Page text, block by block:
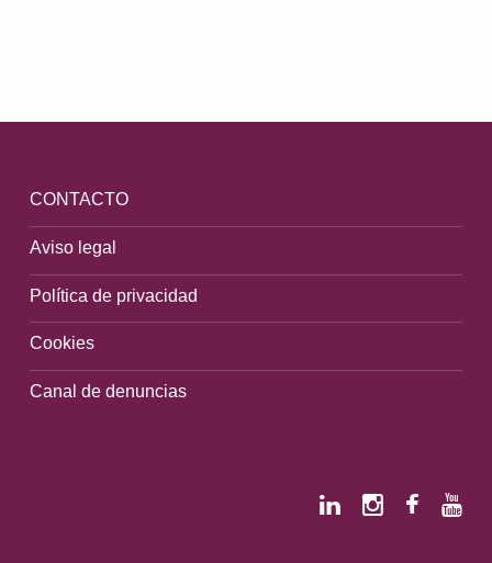
CONTACTO
Aviso legal
Política de privacidad
Cookies
Canal de denuncias